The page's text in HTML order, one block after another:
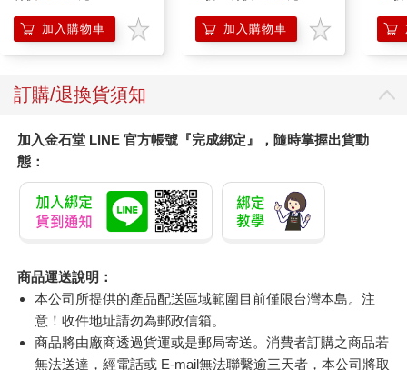
加入購物車 加入購物車
臉
訂購/退換貨須知
加入金石堂 LINE 官方帳號『完成綁定』，隨時掌握出貨動
態：
商品運送說明：
本公司所提供的產品配送區域範圍目前僅限台灣本島。注
意！收件地址請勿為郵政信箱。
商品將由廠商透過貨運或是郵局寄送。消費者訂購之商品若
無法送達，經電話或 E-mail無法聯繫逾三天者，本公司將取